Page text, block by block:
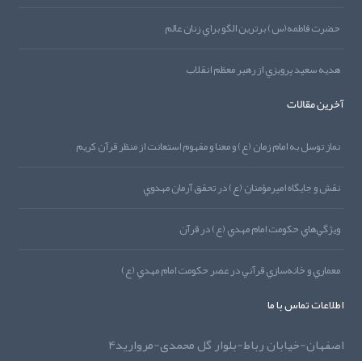
حضرت فاطمه(س) برترين الگو براي زنان عالم
هديه‌‌ سعيد پرويزي از رهبر معظم انقلاب
آخرین مقالات
نماز توسل به امام زمان (ع) و معنا و مفهوم استعانت از منظر قرآن کريم
نقش و جايگاه اميرمؤمنان (ع) در تحقق آرمان مهدوي
ويژگي‌هاي حکومت امام مهدي (ع) در قرآن
معماري و خانه‌سازي قرآني در عصر حکومت امام مهدي (ع)
اطلاعات تماس با ما
اصفهان-خیابان رباط-بلوار گل محمدی-مروارید4